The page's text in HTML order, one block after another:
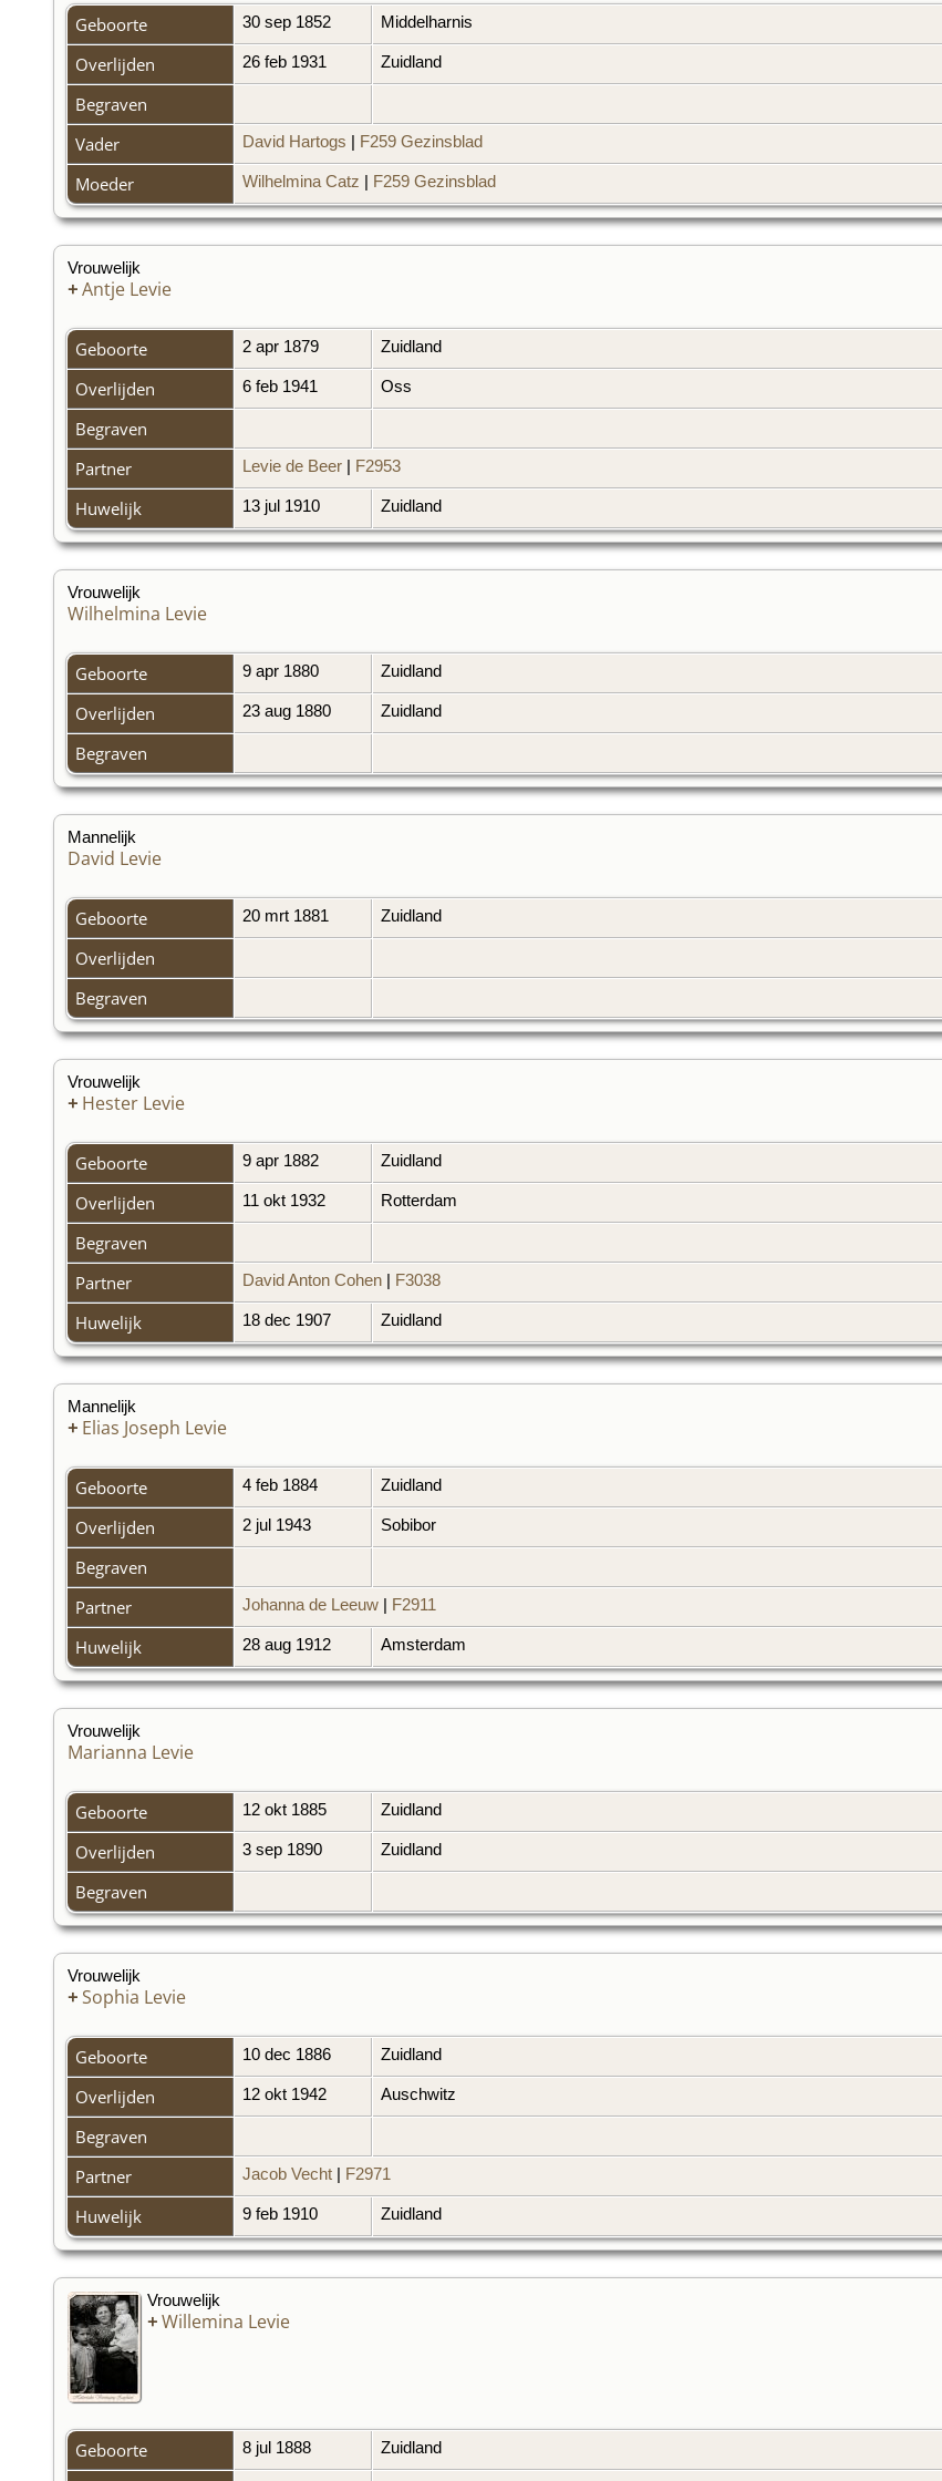
Geboorte 30 sep 1852 Middelharnis
Overlijden 26 feb 1931 Zuidland
Begraven
Vader
David Hartogs | F259 Gezinsblad
Moeder Wilhelmina Catz | F259 Gezinsblad
Vrouwelijk
+Antje Levie
Geboorte 2 apr 1879 Zuidland
Overlijden 6 feb 1941 Oss
Begraven
Partner
Levie de Beer | F2953
Huwelijk 13 jul 1910 Zuidland
Vrouwelijk
Wilhelmina Levie
Geboorte 9 apr 1880 Zuidland
Overlijden 23 aug 1880 Zuidland
Begraven
Mannelijk
David Levie
Geboorte 20 mrt 1881 Zuidland
Overlijden
Begraven
Vrouwelijk
+ Hester Levie
Geboorte 9 apr 1882 Zuidland
Overlijden 11 okt 1932 Rotterdam
Begraven
Partner
David Anton Cohen | F3038
Huwelijk 18 dec 1907 Zuidland
Mannelijk
+ Elias Joseph Levie
Geboorte 4 feb 1884 Zuidland
Overlijden 2 jul 1943 Sobibor
Begraven
Partner
Johanna de Leeuw | F2911
Huwelijk 28 aug 1912 Amsterdam
Vrouwelijk
Marianna Levie
Geboorte 12 okt 1885 Zuidland
Overlijden 3 sep 1890 Zuidland
Begraven
Vrouwelijk
+Sophia Levie
Geboorte 10 dec 1886 Zuidland
Overlijden 12 okt 1942 Auschwitz
Begraven
Partner
Jacob Vecht | F2971
Huwelijk 9 feb 1910 Zuidland
Vrouwelijk
+Willemina Levie
Geboorte 8 jul 1888 Zuidland